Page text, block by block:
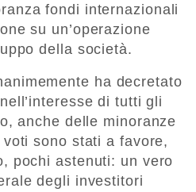
fondi internazionali
su un’operazione
della società.
ha decretato
di tutti gli
anche delle minoranze
sono stati a favore,
pochi astenuti: un vero
degli investitori